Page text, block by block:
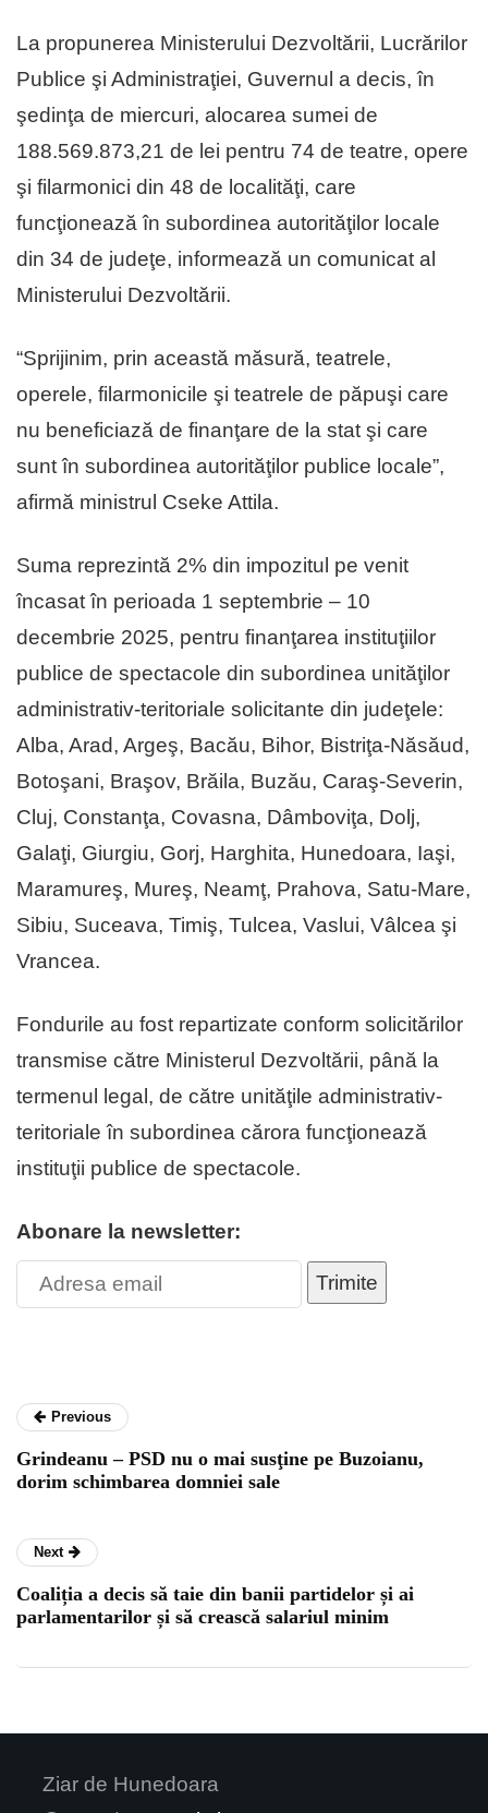
La propunerea Ministerului Dezvoltării, Lucrărilor
Publice şi Administraţiei, Guvernul a decis, în
şedinţa de miercuri, alocarea sumei de
188.569.873,21 de lei pentru 74 de teatre, opere
şi filarmonici din 48 de localităţi, care
funcţionează în subordinea autorităţilor locale
din 34 de judeţe, informează un comunicat al
Ministerului Dezvoltării.
“Sprijinim, prin această măsură, teatrele,
operele, filarmonicile şi teatrele de păpuşi care
nu beneficiază de finanţare de la stat şi care
sunt în subordinea autorităţilor publice locale”,
afirmă ministrul Cseke Attila.
Suma reprezintă 2% din impozitul pe venit
încasat în perioada 1 septembrie – 10
decembrie 2025, pentru finanţarea instituţiilor
publice de spectacole din subordinea unităţilor
administrativ-teritoriale solicitante din judeţele:
Alba, Arad, Argeş, Bacău, Bihor, Bistriţa-Năsăud,
Botoşani, Braşov, Brăila, Buzău, Caraş-Severin,
Cluj, Constanţa, Covasna, Dâmboviţa, Dolj,
Galaţi, Giurgiu, Gorj, Harghita, Hunedoara, Iaşi,
Maramureş, Mureş, Neamţ, Prahova, Satu-Mare,
Sibiu, Suceava, Timiş, Tulcea, Vaslui, Vâlcea şi
Vrancea.
Fondurile au fost repartizate conform solicitărilor
transmise către Ministerul Dezvoltării, până la
termenul legal, de către unităţile administrativ-
teritoriale în subordinea cărora funcţionează
instituţii publice de spectacole.
Abonare la newsletter:
Trimite
Previous
Grindeanu – PSD nu o mai susţine pe Buzoianu,
dorim schimbarea domniei sale
Next
Coaliția a decis să taie din banii partidelor și ai
parlamentarilor și să crească salariul minim
Ziar de Hunedoara